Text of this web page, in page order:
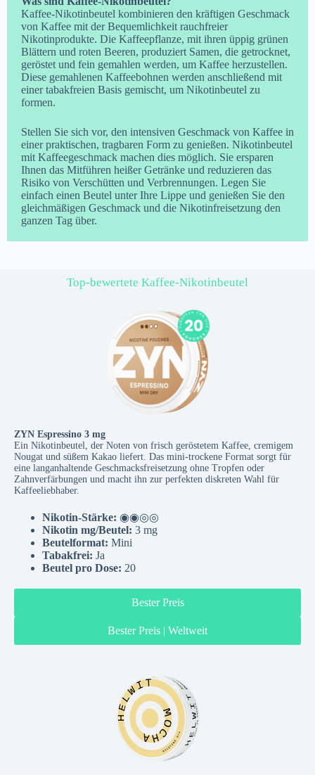
Kaffee-Nikotinbeutel kombinieren den kräftigen Geschmack
von Kaffee mit der Bequemlichkeit rauchfreier
Nikotinprodukte. Die Kaffeepflanze, mit ihren üppig grünen
Blättern und roten Beeren, produziert Samen, die getrocknet,
geröstet und fein gemahlen werden, um Kaffee herzustellen.
Diese gemahlenen Kaffeebohnen werden anschließend mit
einer tabakfreien Basis gemischt, um Nikotinbeutel zu
formen.
Stellen Sie sich vor, den intensiven Geschmack von Kaffee in
einer praktischen, tragbaren Form zu genießen. Nikotinbeutel
mit Kaffeegeschmack machen dies möglich. Sie ersparen
Ihnen das Mitführen heißer Getränke und reduzieren das
Risiko von Verschütten und Verbrennungen. Legen Sie
einfach einen Beutel unter Ihre Lippe und genießen Sie den
gleichmäßigen Geschmack und die Nikotinfreisetzung den
ganzen Tag über.
Top-bewertete Kaffee-Nikotinbeutel
ZYN Espressino 3 mg
Ein Nikotinbeutel, der Noten von frisch geröstetem Kaffee, cremigem
Nougat und süßem Kakao liefert. Das mini-trockene Format sorgt für
eine langanhaltende Geschmacksfreisetzung ohne Tropfen oder
Zahnverfärbungen und macht ihn zur perfekten diskreten Wahl für
Kaffeeliebhaber.
Nikotin-Stärke: ◉◉◎◎
Nikotin mg/Beutel: 3 mg
Beutelformat: Mini
Tabakfrei: Ja
Beutel pro Dose: 20
Bester Preis
Bester Preis | Weltweit